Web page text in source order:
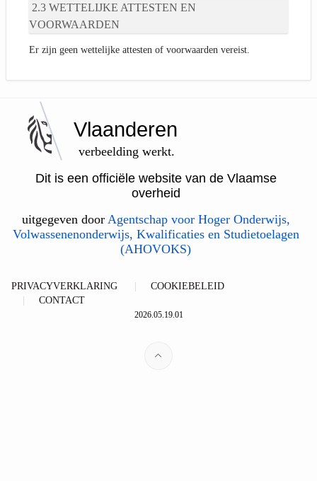
WETTELIJKE ATTESTEN EN
VOORWAARDEN
Er zijn geen wettelijke attesten of voorwaarden vereist.
Vlaanderen
verbeelding werkt.
Dit is een officiële website van de Vlaamse
overheid
uitgegeven door Agentschap voor Hoger Onderwijs,
Volwassenenonderwijs, Kwalificaties en Studietoelagen
(AHOVOKS)
PRIVACYVERKLARING
COOKIEBELEID
CONTACT
2026.05.19.01